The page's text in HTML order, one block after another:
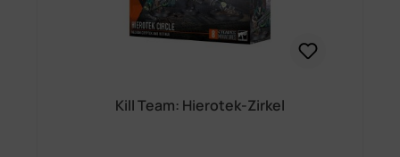
Kill Team: Hierotek-Zirkel